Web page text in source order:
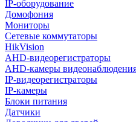
IP-оборудование
Домофония
Мониторы
Сетевые коммутаторы
HikVision
AHD-видеорегистраторы
AHD-камеры
IP-видеорегистраторы
IP-камеры
Блоки питания
Датчики